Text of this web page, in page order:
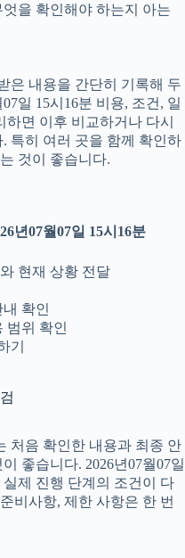
을 확인해야 하는지 아는
은 내용을 간단히 기록해 두
일 15시16분 비용, 조건, 일
면 이후 비교하거나 다시
특히 여러 곳을 함께 확인하
것이 좋습니다.
년07월07일 15시16분
현재 상황 전달
확인
범위 확인
기
처음 확인한 내용과 최종 안
좋습니다. 2026년07월07일
제 진행 단계의 조건이 다
비사항, 제한 사항은 한 번